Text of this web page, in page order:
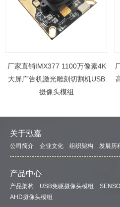
厂家直销IMX377 1100万像素4K
大屏广告机激光雕刻切割机USB
摄像头模组
关于泓嘉
公司简介 企业文化 组织架构 发展历
产品中心
产品架构 USB免驱摄像头模组
AHD摄像头模组